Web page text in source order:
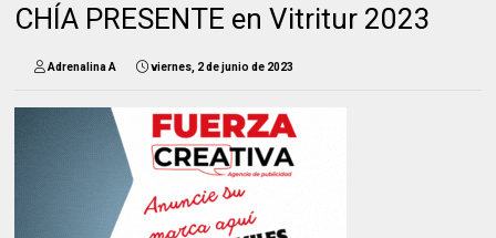
CHÍA PRESENTE en Vitritur 2023
Adrenalina A viernes, 2 de junio de 2023